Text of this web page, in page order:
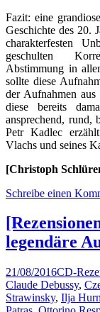
Fazit: eine
Geschichte des 20.
charakterfesten
geschulten
Abstimmung in
sollte diese
der Aufnahmen
diese bereits
ansprechend,
Petr Kadlec
Vlachs und seines
[Christoph
Schreibe einen
legendäre
21/08/2016CD-
Claude Debussy,
Strawinsky, Ilja